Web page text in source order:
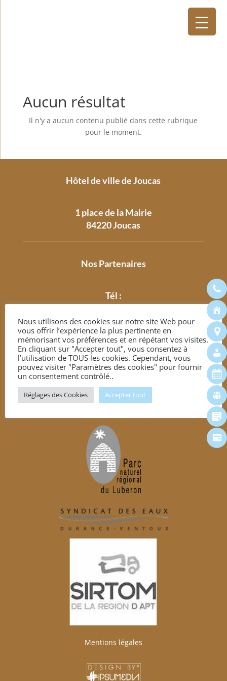
Aucun résultat
Il n'y a aucun contenu publié dans cette rubrique
pour le moment.
Hôtel de ville de Joucas
1 place de la Mairie
84220 Joucas
Nos Partenaires
Tél :
Mentions légales
Nous utilisons des cookies sur notre site Web pour
vous offrir l’expérience la plus pertinente en
mémorisant vos préférences et en répétant vos visites.
En cliquant sur "Accepter tout", vous consentez à
l’utilisation de TOUS les cookies. Cependant, vous
pouvez visiter "Paramètres des cookies" pour fournir
un consentement contrôlé..
Réglages des Cookies Accepter tout